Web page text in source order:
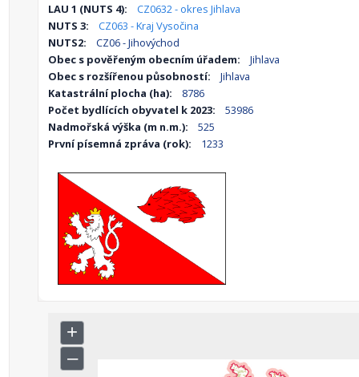
LAU 1 (NUTS 4):
CZ0632 - okres Jihlava
NUTS 3:
CZ063 - Kraj Vysočina
NUTS2:
CZ06 - Jihovýchod
Obec s pověřeným obecním úřadem:
Jihlava
Obec s rozšířenou působností:
Jihlava
Katastrální plocha (ha):
8786
Počet bydlících obyvatel k 2023:
53986
Nadmořská výška (m n.m.):
525
První písemná zpráva (rok):
1233